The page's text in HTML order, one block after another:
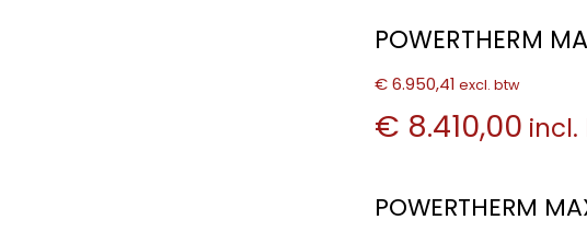
POWERTHERM
€ 6.950,41 excl. btw
€ 8.410,00
POWERTHERM